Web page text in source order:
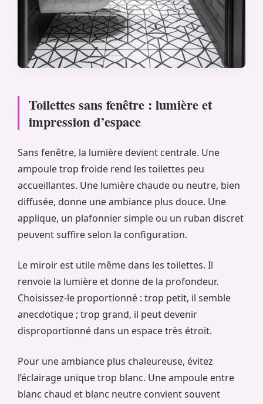
Toilettes sans fenêtre : lumière et
impression d’espace
Sans fenêtre, la lumière devient centrale. Une
ampoule trop froide rend les toilettes peu
accueillantes. Une lumière chaude ou neutre, bien
diffusée, donne une ambiance plus douce. Une
applique, un plafonnier simple ou un ruban discret
peuvent suffire selon la configuration.
Le miroir est utile même dans les toilettes. Il
renvoie la lumière et donne de la profondeur.
Choisissez-le proportionné : trop petit, il semble
anecdotique ; trop grand, il peut devenir
disproportionné dans un espace très étroit.
Pour une ambiance plus chaleureuse, évitez
l’éclairage unique trop blanc. Une ampoule entre
blanc chaud et blanc neutre convient souvent